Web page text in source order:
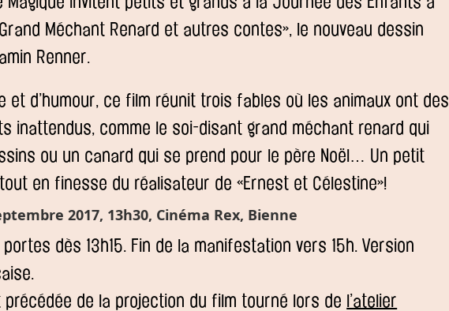
Méchant Renard et autres contes», le nouveau dessin
Renner.
et d’humour, ce film réunit trois fables où les animaux ont des
inattendus, comme le soi-disant grand méchant renard qui
ou un canard qui se prend pour le père Noël… Un petit
en finesse du réalisateur de «Ernest et Célestine»!
2017, 13h30, Cinéma Rex, Bienne
dès 13h15. Fin de la manifestation vers 15h. Version
précédée de la projection du film tourné lors de l’atelier